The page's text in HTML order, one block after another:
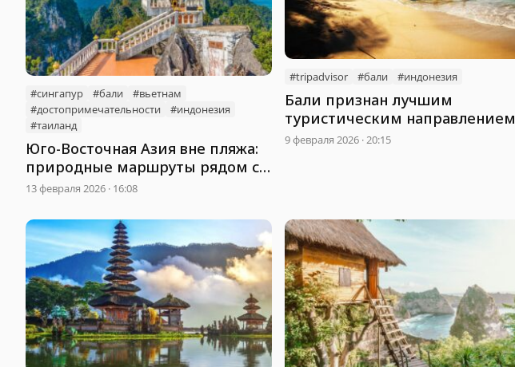
#cингапур #бали
#вьетнам
#достопримечательности
#индонезия
#таиланд
Юго-Восточная Азия вне пляжа:
природные маршруты рядом с
курортами
13 февраля 2026 · 16:08
#tripadvisor #бали #индонезия
Бали признан лучшим
туристическим направлением
мира
9 февраля 2026 · 20:15